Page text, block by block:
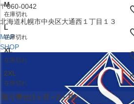
〒060-0042
北海道札幌市中央区大通西１丁目１３
MAP
SHOP
M
在庫切れ
L
在庫切れ
XL
在庫切れ
2XL
在庫切れ
取り寄せ(1ヶ月～2ヶ月)